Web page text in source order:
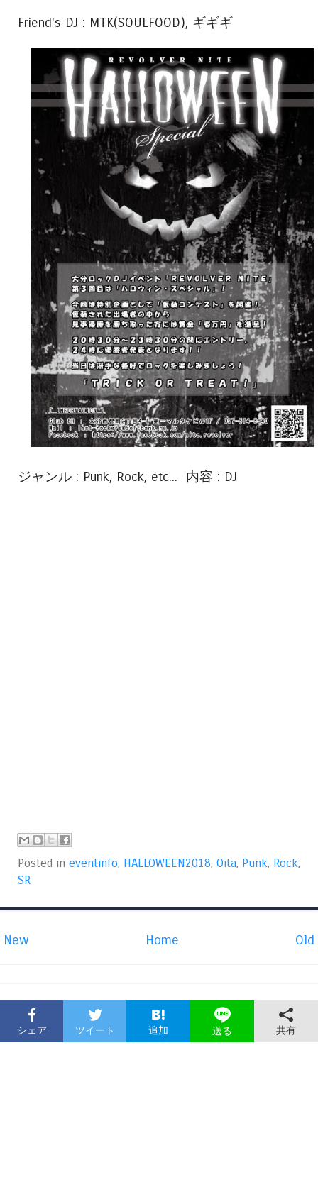
Friend's DJ : MTK(SOULFOOD), ギギギ
ジャンル : Punk, Rock, etc... 内容 : DJ
Posted in eventinfo, HALLOWEEN2018, Oita, Punk, Rock,
SR
New Old
Home
シェア ツイート 追加 送る 共有